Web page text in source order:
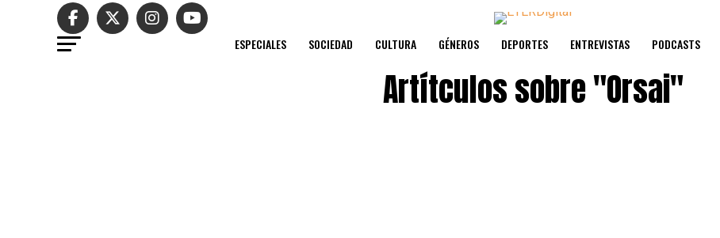
ESPECIALES SOCIEDAD CULTURA GÉNEROS DEPORTES ENTREVISTAS PODCASTS
Artítculos sobre"Orsai"